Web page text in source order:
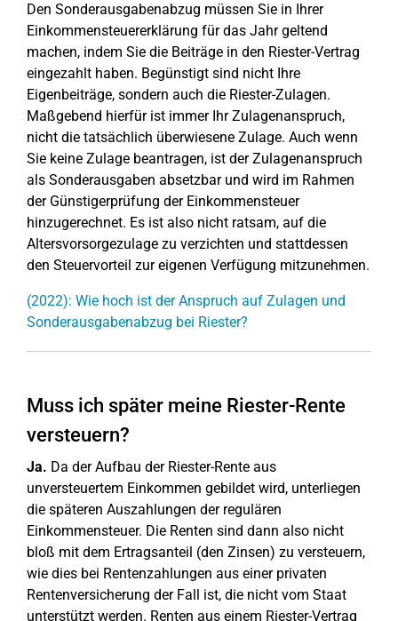
Den Sonderausgabenabzug müssen Sie in Ihrer
Einkommensteuererklärung für das Jahr geltend
machen, indem Sie die Beiträge in den Riester-Vertrag
eingezahlt haben. Begünstigt sind nicht Ihre
Eigenbeiträge, sondern auch die Riester-Zulagen.
Maßgebend hierfür ist immer Ihr Zulagenanspruch,
nicht die tatsächlich überwiesene Zulage. Auch wenn
Sie keine Zulage beantragen, ist der Zulagenanspruch
als Sonderausgaben absetzbar und wird im Rahmen
der Günstigerprüfung der Einkommensteuer
hinzugerechnet. Es ist also nicht ratsam, auf die
Altersvorsorgezulage zu verzichten und stattdessen
den Steuervorteil zur eigenen Verfügung mitzunehmen.
(2022): Wie hoch ist der Anspruch auf Zulagen und
Sonderausgabenabzug bei Riester?
Muss ich später meine Riester-Rente
versteuern?
Ja. Da der Aufbau der Riester-Rente aus
unversteuertem Einkommen gebildet wird, unterliegen
die späteren Auszahlungen der regulären
Einkommensteuer. Die Renten sind dann also nicht
bloß mit dem Ertragsanteil (den Zinsen) zu versteuern,
wie dies bei Rentenzahlungen aus einer privaten
Rentenversicherung der Fall ist, die nicht vom Staat
unterstützt werden. Renten aus einem Riester-Vertrag